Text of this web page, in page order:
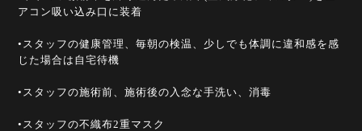
アコン吸い込み口に装着
•スタッフの健康管理、毎朝の検温、少しでも体調に違和感を感
じた場合は自宅待機
•スタッフの施術前、施術後の入念な手洗い、消毒
•スタッフの不織布2重マスク